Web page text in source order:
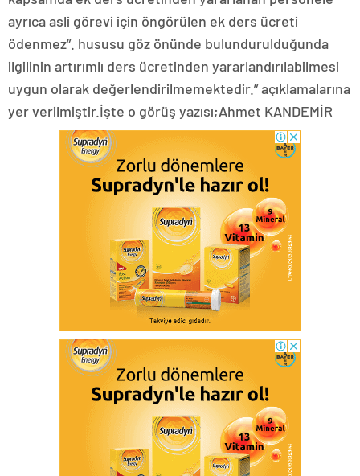
ayrıca asli görevi için öngörülen ek ders ücreti
ödenmez”. hususu göz önünde bulundurulduğunda
ilgilinin artırımlı ders ücretinden yararlandırılabilmesi
uygun olarak değerlendirilmemektedir.” açıklamalarına
yer verilmiştir.İşte o görüş yazısı;Ahmet KANDEMİR